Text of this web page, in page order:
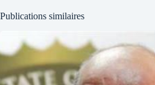
Publications similaires